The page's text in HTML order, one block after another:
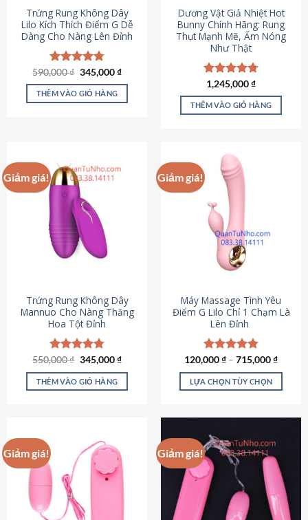
Trứng Rung Không Dây
Lilo Kích Thích Điểm G Dễ
Dàng Cho Nàng Lên Đỉnh
Được xếp
hạng4.79
5 sao
590,000₫ Giá
là:
590,000 ₫.
345,000₫Giá
tại
345,000 ₫.
THÊM VÀO GIỎ HÀNG
Dương Vật Giả Nhiệt Hot
Bunny Chính Hãng: Rung
Thụt Mạnh Mẽ, Ấm Nóng
Như Thật
Được xếp
hạng4.73
5 sao
1,245,000₫
THÊM VÀO GIỎ HÀNG
Giảm giá!
Trứng Rung Không Dây
Mannuo Cho Nàng Thăng
Hoa Tột Đỉnh
Được xếp
hạng4.81
5 sao
550,000₫ Giá
là:
550,000 ₫.
345,000₫Giá
tại
THÊM VÀO GIỎ HÀNG
Giảm giá!
Máy Massage Tình Yêu
Điểm G Lilo Chỉ 1 Chạm Là
Lên Đỉnh
Được xếp
hạng4.85
5 sao
120,000₫ – 715,000₫
LỰA CHỌN TÙY CHỌN
có
nhiều
biến
thể.
Các
tùy
Giảm giá! Giảm giá!